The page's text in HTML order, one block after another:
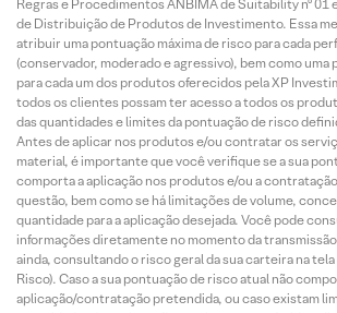
Regras e Procedimentos ANBIMA de Suitability nº 01
de Distribuição de Produtos de Investimento. Essa
atribuir uma pontuação máxima de risco para cada
(conservador, moderado e agressivo), bem como uma
para cada um dos produtos oferecidos pela XP
todos os clientes possam ter acesso a todos os
das quantidades e limites da pontuação de risco
Antes de aplicar nos produtos e/ou contratar os
material, é importante que você verifique se a sua
comporta a aplicação nos produtos e/ou a
questão, bem como se há limitações de volume,
quantidade para a aplicação desejada. Você pode
informações diretamente no momento da transmissão
ainda, consultando o risco geral da sua carteira na
Risco). Caso a sua pontuação de risco atual não
aplicação/contratação pretendida, ou caso existam